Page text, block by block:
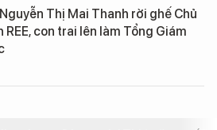
Thị Mai Thanh rời ghế Chủ
REE, con trai lên làm Tổng Giám